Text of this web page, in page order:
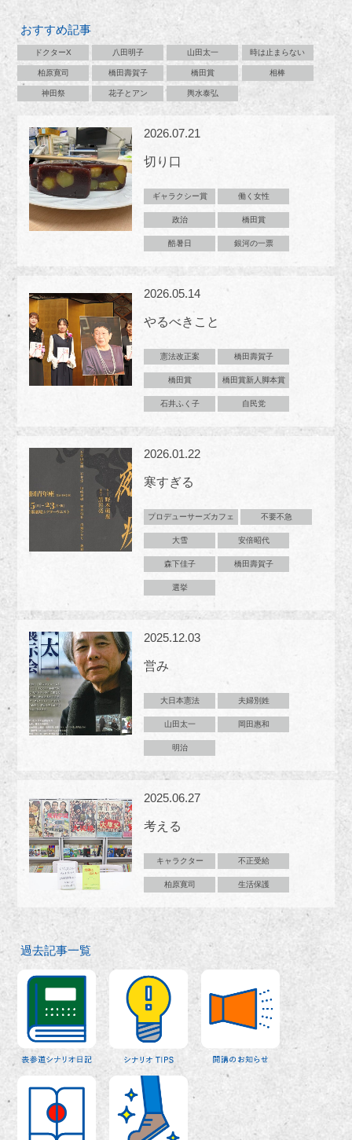
おすすめ記事
ドクターX 八田明子 山田太一 時は止まらない
柏原寛司 橋田壽賀子 橋田賞 相棒
神田祭 花子とアン 輿水泰弘
2026.07.21
切り口
ギャラクシー賞 働く女性
政治 橋田賞
酷暑日 銀河の一票
2026.05.14
やるべきこと
憲法改正案 橋田壽賀子
橋田賞 橋田賞新人脚本賞
石井ふく子 自民党
2026.01.22
寒すぎる
プロデューサーズカフェ 不要不急
大雪 安倍昭代
森下佳子 橋田壽賀子
選挙
2025.12.03
営み
大日本憲法 夫婦別姓
山田太一 岡田惠和
明治
2025.06.27
考える
キャラクター 不正受給
柏原寛司 生活保護
過去記事一覧